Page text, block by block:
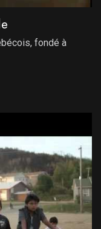
fondé à